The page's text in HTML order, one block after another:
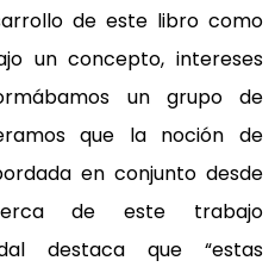
de este libro como
un concepto, intereses
un grupo de
que la noción de
en conjunto desde
de este trabajo
destaca que “estas